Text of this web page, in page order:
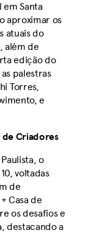
em Santa
aproximar os
atuais do
além de
edição do
palestras
Torres,
e
de Criadores
o
voltadas
de
Casa de
os desafios e
destacando a